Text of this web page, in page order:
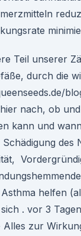
Teil unserer
durch die
nach, ob
kann und wann
des
helfen
. vor 3
zur